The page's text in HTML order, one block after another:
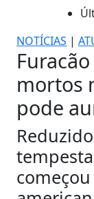
NOTÍCIAS |
mortos
pode